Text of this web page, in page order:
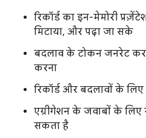
रिकॉर्ड का इन-मेमोरी
मिटाया, और पढ़ा जा सके
बदलाव के टोकन जनरेट
करना
रिकॉर्ड और बदलावों के
एग्रीगेशन के जवाबों के लिए
सकता है